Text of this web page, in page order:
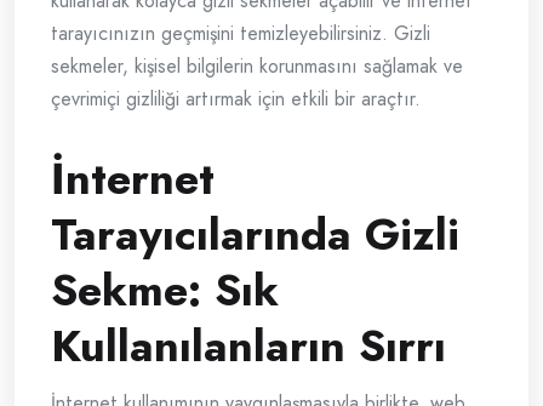
tarayıcınızın geçmişini temizleyebilirsiniz. Gizli
sekmeler, kişisel bilgilerin korunmasını sağlamak ve
çevrimiçi gizliliği artırmak için etkili bir araçtır.
İnternet
Tarayıcılarında Gizli
Sekme: Sık
Kullanılanların Sırrı